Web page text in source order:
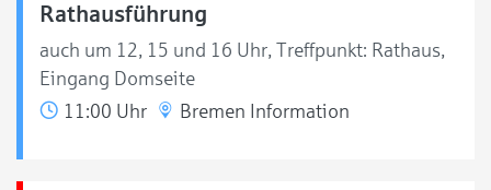
Rathausführung
auch um 12, 15 und 16 Uhr, Treffpunkt: Rathaus,
Eingang Domseite
11:00 Uhr
Bremen Information